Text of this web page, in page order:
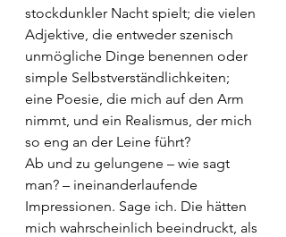
stockdunkler Nacht spielt; die vielen
Adjektive, die entweder szenisch
unmögliche Dinge benennen oder
simple Selbstverständlichkeiten;
eine Poesie, die mich auf den Arm
nimmt, und ein Realismus, der mich
so eng an der Leine führt?
Ab und zu gelungene – wie sagt
man? – ineinanderlaufende
Impressionen. Sage ich. Die hätten
mich wahrscheinlich beeindruckt, als